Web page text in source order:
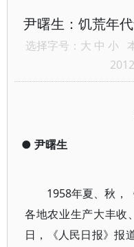
尹曙生：饥荒年
选择字号： 大 中 小
● 尹曙生
1958年夏、秋，
各地农业生产大丰收
日，《人民日报》报